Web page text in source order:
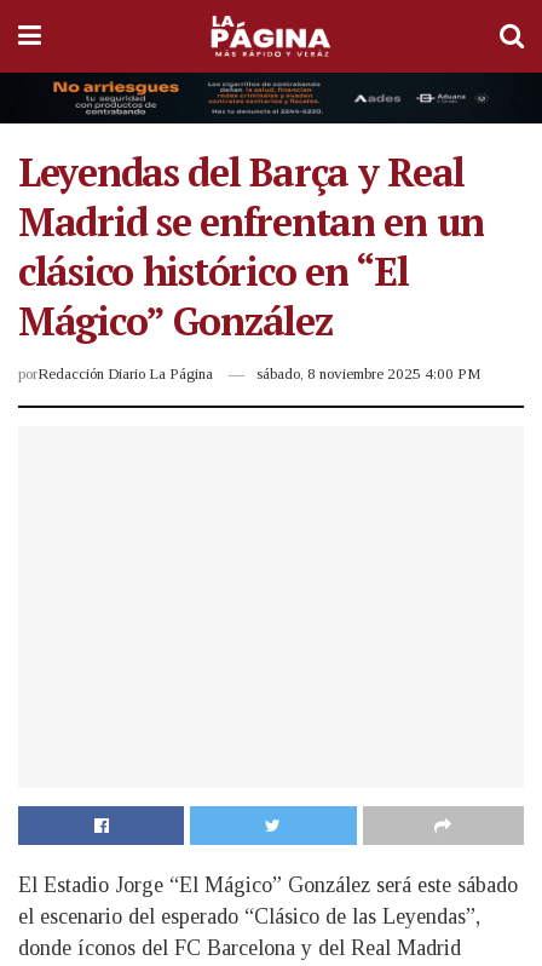
Leyendas del Barça y Real
Madrid se enfrentan en un
clásico histórico en “El
Mágico” González
porRedacción Diario La Página sábado, 8 noviembre 2025 4:00 PM
El Estadio Jorge “El Mágico” González será este sábado
el escenario del esperado “Clásico de las Leyendas”,
donde íconos del FC Barcelona y del Real Madrid